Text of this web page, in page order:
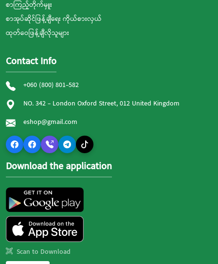
စာကြည့်တိုက်မှူး
စာအုပ်ဆိုင်ဖြန့်ချီရေး ကိုယ်စားလှယ်
ထုတ်ဝေဖြန့်ချီလိုသူများ
Contact Info
+060 (800) 801-582
NO. 342 - London Oxford Street, 012 United Kingdom
eshop@gmail.com
Download the application
Scan to Download